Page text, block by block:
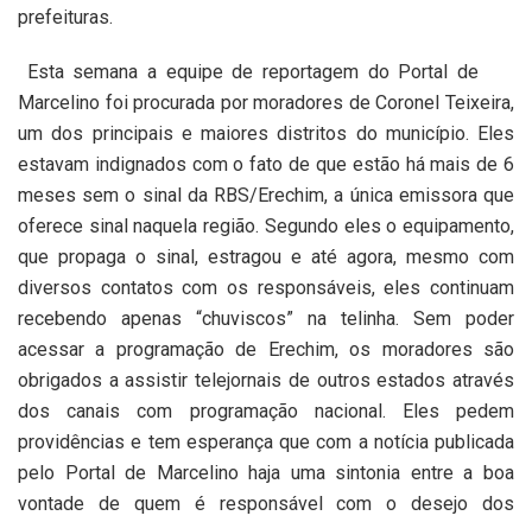
prefeituras.
Esta semana a equipe de reportagem do Portal de
Marcelino foi procurada por moradores de Coronel Teixeira,
um dos principais e maiores distritos do município. Eles
estavam indignados com o fato de que estão há mais de 6
meses sem o sinal da RBS/Erechim, a única emissora que
oferece sinal naquela região. Segundo eles o equipamento,
que propaga o sinal, estragou e até agora, mesmo com
diversos contatos com os responsáveis, eles continuam
recebendo apenas “chuviscos” na telinha. Sem poder
acessar a programação de Erechim, os moradores são
obrigados a assistir telejornais de outros estados através
dos canais com programação nacional. Eles pedem
providências e tem esperança que com a notícia publicada
pelo Portal de Marcelino haja uma sintonia entre a boa
vontade de quem é responsável com o desejo dos